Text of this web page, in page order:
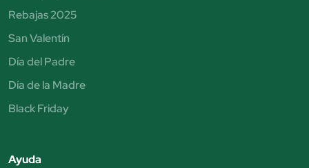
Rebajas 2025
San Valentín
Día del Padre
Día de la Madre
Black Friday
Ayuda